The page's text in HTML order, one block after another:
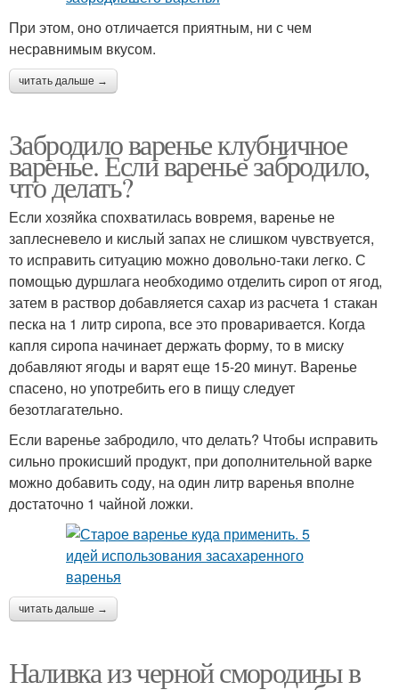
При этом, оно отличается приятным, ни с чем
несравнимым вкусом.
читать дальше →
Забродило варенье клубничное
варенье. Если варенье забродило,
что делать?
Если хозяйка спохватилась вовремя, варенье не
заплесневело и кислый запах не слишком чувствуется,
то исправить ситуацию можно довольно-таки легко. С
помощью дуршлага необходимо отделить сироп от ягод,
затем в раствор добавляется сахар из расчета 1 стакан
песка на 1 литр сиропа, все это проваривается. Когда
капля сиропа начинает держать форму, то в миску
добавляют ягоды и варят еще 15-20 минут. Варенье
спасено, но употребить его в пищу следует
безотлагательно.
Если варенье забродило, что делать? Чтобы исправить
сильно прокисший продукт, при дополнительной варке
можно добавить соду, на один литр варенья вполне
достаточно 1 чайной ложки.
читать дальше →
Наливка из черной смородины в